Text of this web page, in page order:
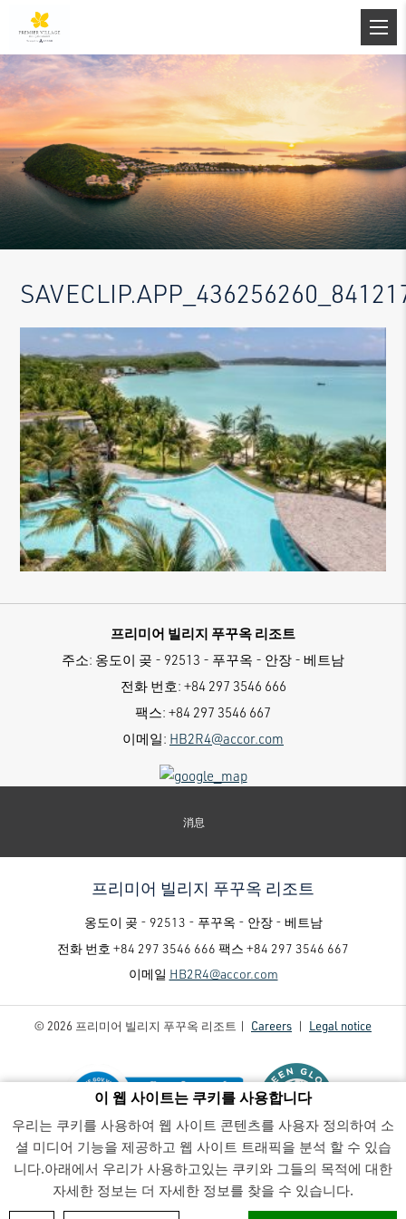
이 웹 사이트는 쿠키를 사용합니다
우리는 쿠키를 사용하여 웹 사이트 콘텐츠를 사용자 정의하여 소
셜 미디어 기능을 제공하고 웹 사이트 트래픽을 분석 할 수 있습
니다.아래에서 우리가 사용하고있는 쿠키와 그들의 목적에 대한
자세한 정보는 더 자세한 정보를 찾을 수 있습니다.
프리미어 빌리지 푸꾸옥 리조트
주소: 옹도이 곶 - 92513 - 푸꾸옥 - 안장 - 베트남
전화 번호: +84 297 3546 666
팩스: +84 297 3546 667
이메일: HB2R4@accor.com
消息
프리미어 빌리지 푸꾸옥 리조트
옹도이 곶 - 92513 - 푸꾸옥 - 안장 - 베트남
전화 번호 +84 297 3546 666 팩스 +84 297 3546 667
이메일 HB2R4@accor.com
© 2026 프리미어 빌리지 푸꾸옥 리조트 | Careers | Legal notice
SaveClip.App_436256260_841217381380992_1236726701675609174_n